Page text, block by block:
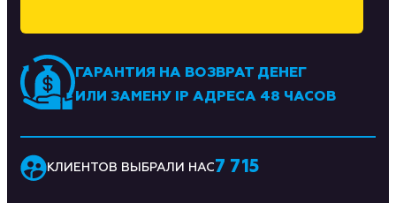
ГАРАНТИЯ НА ВОЗВРАТ ДЕНЕГ
ИЛИ ЗАМЕНУ IP АДРЕСА 48 ЧАСОВ
КЛИЕНТОВ ВЫБРАЛИ НАС7 715